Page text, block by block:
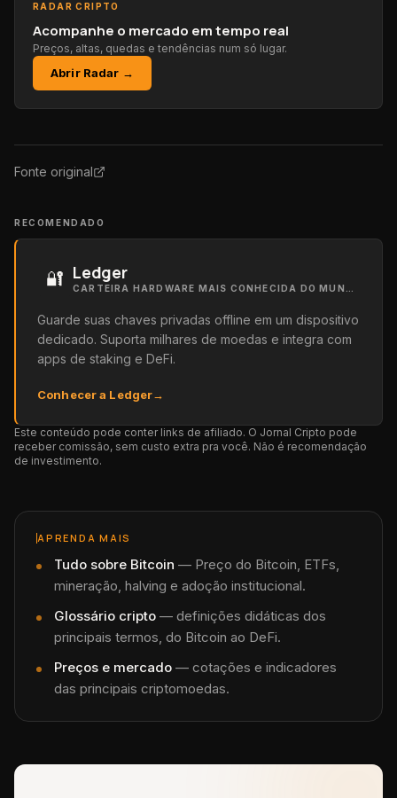
RADAR CRIPTO
Acompanhe o mercado em tempo real
Preços, altas, quedas e tendências num só lugar.
Abrir Radar →
Fonte original
RECOMENDADO
🔐 Ledger
Guarde suas chaves privadas offline em um dispositivo
dedicado. Suporta milhares de moedas e integra com
apps de staking e DeFi.
Conhecer a Ledger→
Este conteúdo pode conter links de afiliado. O Jornal Cripto pode
receber comissão, sem custo extra pra você. Não é recomendação
de investimento.
APRENDA MAIS
Tudo sobre Bitcoin — Preço do Bitcoin, ETFs,
mineração, halving e adoção institucional.
Glossário cripto — definições didáticas dos
principais termos, do Bitcoin ao DeFi.
Preços e mercado — cotações e indicadores
das principais criptomoedas.